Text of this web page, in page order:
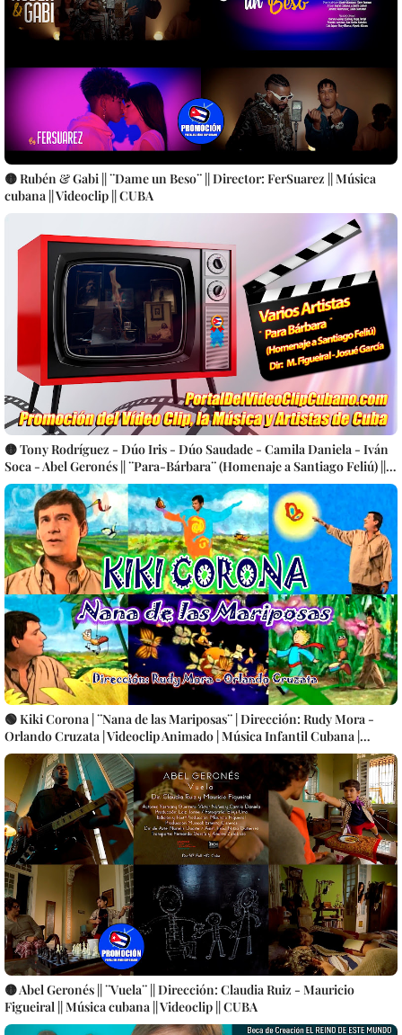
🟡 Rubén & Gabi || ¨Dame un Beso¨ || Director: FerSuarez || Música
cubana || Videoclip || CUBA
🟡 Tony Rodríguez - Dúo Iris - Dúo Saudade - Camila Daniela - Iván
Soca - Abel Geronés || ¨Para-Bárbara¨ (Homenaje a Santiago Feliú) ||
Dirección: Mauricio Figueiral - Josué García || Videoclip || Música
Cubana || Trova || CUBA
🟢 Kiki Corona | ¨Nana de las Mariposas¨ | Dirección: Rudy Mora -
Orlando Cruzata | Videoclip Animado | Música Infantil Cubana |
Artistas Cubanos | Canción | CUBA
🟡 Abel Geronés || ¨Vuela¨ || Dirección: Claudia Ruiz - Mauricio
Figueiral || Música cubana || Videoclip || CUBA